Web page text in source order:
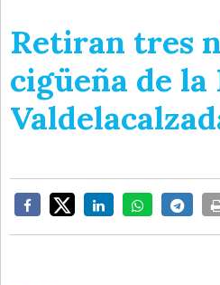
Retiran tres
cigüeña de la